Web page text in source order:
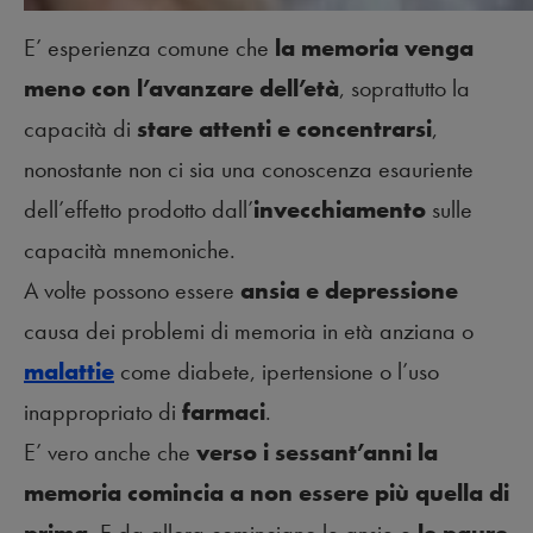
E’ esperienza comune che la memoria venga
meno con l’avanzare dell’età, soprattutto la
capacità di stare attenti e concentrarsi,
nonostante non ci sia una conoscenza esauriente
dell’effetto prodotto dall’invecchiamento sulle
capacità mnemoniche.
A volte possono essere ansia e depressione
causa dei problemi di memoria in età anziana o
malattie come diabete, ipertensione o l’uso
inappropriato di farmaci.
E’ vero anche che verso i sessant’anni la
memoria comincia a non essere più quella di